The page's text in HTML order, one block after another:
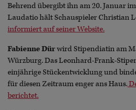
Behrend übergibt ihn am 20. Januar
Laudatio hält Schauspieler Christian
informiert auf seiner Website.
Fabienne Dürwird Stipendiatin am
Würzburg. Das Leonhard-Frank-
einjährige Stückentwicklung und
für diesen Zeitraum enger ans Haus.
berichtet.